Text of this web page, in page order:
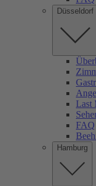
Düsseldorf
Last
FAQ
Hamburg